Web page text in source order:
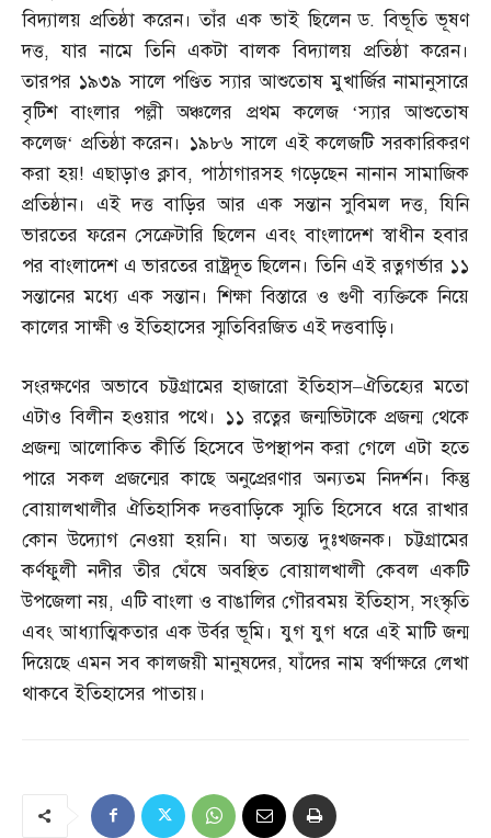
বিদ্যালয় প্রতিষ্ঠা করেন। তাঁর এক ভাই ছিলেন ড.বিভূতি ভূষণ
দত্ত,যার নামে তিনি একটা বালক বিদ্যালয় প্রতিষ্ঠা করেন।
তারপর ১৯৩৯ সালে পণ্ডিত স্যার আশুতোষ মুখার্জির নামানুসারে
বৃটিশ বাংলার পল্লী অঞ্চলের প্রথম কলেজ ‘স্যার আশুতোষ
কলেজ‘ প্রতিষ্ঠা করেন। ১৯৮৬ সালে এই কলেজটি সরকারিকরণ
করা হয়! এছাড়াও ক্লাব, পাঠাগারসহ গড়েছেন নানান সামাজিক
প্রতিষ্ঠান। এই দত্ত বাড়ির আর এক সন্তান সুবিমল দত্ত,যিনি
ভারতের ফরেন সেক্রেটারি ছিলেন এবং বাংলাদেশ স্বাধীন হবার
পর বাংলাদেশ এ ভারতের রাষ্ট্রদূত ছিলেন। তিনি এই রত্নগর্ভার ১১
সন্তানের মধ্যে এক সন্তান। শিক্ষা বিস্তারে ও গুণী ব্যক্তিকে নিয়ে
কালের সাক্ষী ও ইতিহাসের স্মৃতিবিরজিত এই দত্তবাড়ি।
সংরক্ষণের অভাবে চট্টগ্রামের হাজারো ইতিহাস–ঐতিহ্যের মতো
এটাও বিলীন হওয়ার পথে। ১১ রত্নের জন্মভিটাকে প্রজন্ম থেকে
প্রজন্ম আলোকিত কীর্তি হিসেবে উপস্থাপন করা গেলে এটা হতে
পারে সকল প্রজন্মের কাছে অনুপ্রেরণার অন্যতম নিদর্শন। কিন্তু
বোয়ালখালীর ঐতিহাসিক দত্তবাড়িকে স্মৃতি হিসেবে ধরে রাখার
কোন উদ্যোগ নেওয়া হয়নি। যা অত্যন্ত দুঃখজনক। ​চট্টগ্রামের
কর্ণফুলী নদীর তীর ঘেঁষে অবস্থিত বোয়ালখালী কেবল একটি
উপজেলা নয়, এটি বাংলা ও বাঙালির গৌরবময় ইতিহাস,সংস্কৃতি
এবং আধ্যাত্মিকতার এক উর্বর ভূমি। যুগ যুগ ধরে এই মাটি জন্ম
দিয়েছে এমন সব কালজয়ী মানুষদের,যাঁদের নাম স্বর্ণাক্ষরে লেখা
থাকবে ইতিহাসের পাতায়।